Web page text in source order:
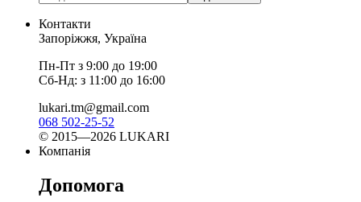
Контакти
Запоріжжя, Україна
Пн-Пт з 9:00 до 19:00
Сб-Нд: з 11:00 до 16:00
lukari.tm@gmail.com
068 502-25-52
© 2015—2026 LUKARI
Компанія
Допомога